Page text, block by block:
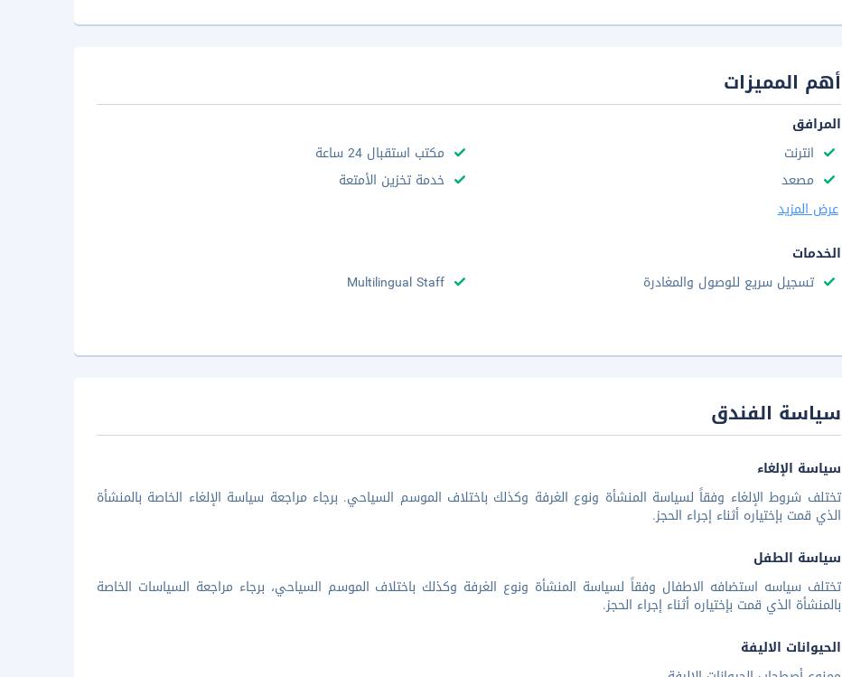
أهم المميزات
المرافق
انترنت
مكتب استقبال 24 ساعة
مصعد
خدمة تخزين الأمتعة
عرض المزيد
الخدمات
تسجيل سريع للوصول والمغادرة
Multilingual Staff
سياسة الفندق
سياسة الإلغاء
تختلف شروط الإلغاء وفقاً لسياسة المنشأة ونوع الغرفة وكذلك باختلاف الموسم السياحي. برجاء مراجعة سياسة الإلغاء الخاصة بالمنشأة
الذي قمت بإختياره أثناء إجراء الحجز.
سياسة الطفل
تختلف سياسه استضافه الاطفال وفقاً لسياسة المنشأة ونوع الغرفة وكذلك باختلاف الموسم السياحي، برجاء مراجعة السياسات الخاصة
بالمنشأة الذي قمت بإختياره أثناء إجراء الحجز.
الحيوانات الاليفة